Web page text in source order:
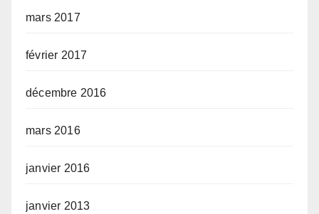
mars 2017
février 2017
décembre 2016
mars 2016
janvier 2016
janvier 2013